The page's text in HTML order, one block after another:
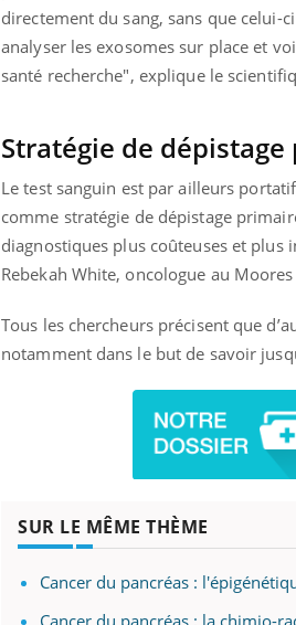
directement du sang, sans que celui-
analyser les exosomes sur place et
santé recherche", explique le
Stratégie de
Le test sanguin est par ailleurs
comme stratégie de dépistage
diagnostiques plus coûteuses et
Rebekah White, oncologue au Moores
Tous les chercheurs précisent que
notamment dans le but de savoir
SUR LE MÊME THÈME
Cancer du pancréas :